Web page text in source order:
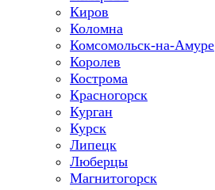
Киров
Коломна
Комсомольск-на-Амуре
Королев
Кострома
Красногорск
Курган
Курск
Липецк
Люберцы
Магнитогорск